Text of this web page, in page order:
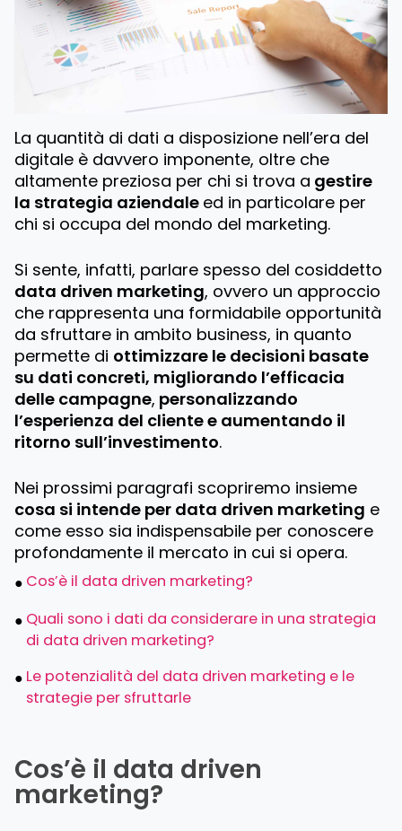
La quantità di dati a disposizione nell’era del
digitale è davvero imponente, oltre che
altamente preziosa per chi si trova a gestire
la strategia aziendale ed in particolare per
chi si occupa del mondo del marketing.
Si sente, infatti, parlare spesso del cosiddetto
data driven marketing, ovvero un approccio
che rappresenta una formidabile opportunità
da sfruttare in ambito business, in quanto
permette di ottimizzare le decisioni basate
su dati concreti, migliorando l’efficacia
delle campagne, personalizzando
l’esperienza del cliente e aumentando il
ritorno sull’investimento.
Nei prossimi paragrafi scopriremo insieme
cosa si intende per data driven marketing e
come esso sia indispensabile per conoscere
profondamente il mercato in cui si opera.
Cos’è il data driven marketing?
Quali sono i dati da considerare in una strategia
di data driven marketing?
Le potenzialità del data driven marketing e le
strategie per sfruttarle
Cos’è il data driven
marketing?